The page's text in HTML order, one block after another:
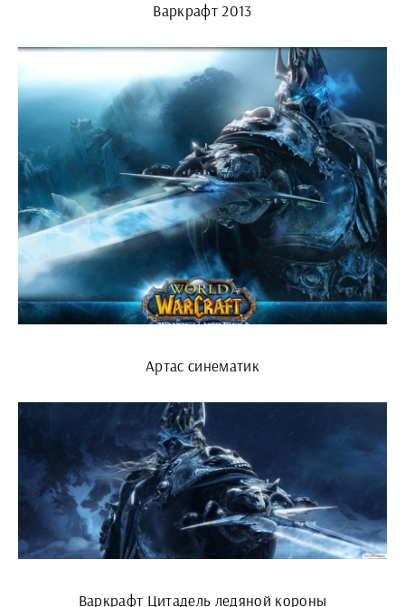
Варкрафт 2013
Артас синематик
Варкрафт Цитадель ледяной короны